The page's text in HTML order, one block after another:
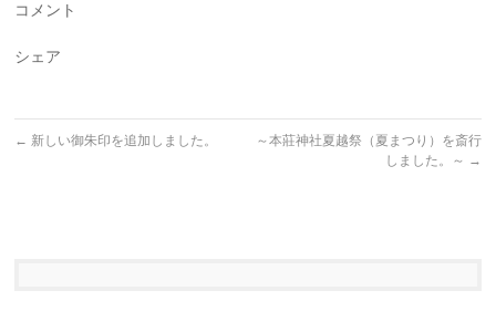
コメント
シェア
← 新しい御朱印を追加しました。
～本莊神社夏越祭（夏まつり）を斎行
しました。～ →